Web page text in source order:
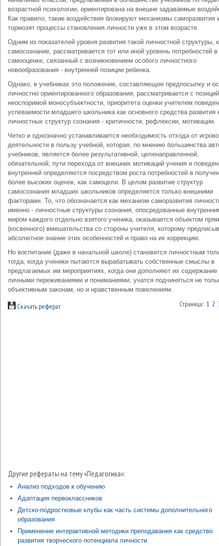
возрастной психологии, ориентирована на внешне задаваемые
Как правило, такие воздействия блокируют механизмы саморазвития
тормозят процессы становления личности уже в этом возрасте.
Одним из показателей уровня развития такой личностной структуры,
самосознание, рассматривается тот или иной уровень потребностей в
самооценке, связанный с возникновением особого личностного
новообразования - внутренней позиции ребенка.
Однако, в учебниках это положение, составляющее предпосылку и
личностно ориентированного образования, рассматривается с позиций
неоспоримой моносубъектности, приоритета оценки учителем
успеваемости младшего школьника как основного средства развития
личностных структур сознания - критичности, рефлексии, мотивации.
Четко и однозначно устанавливается необходимость отхода от
деятельности в пользу учебной, которая, по мнению большинства
учебников, является более результативной, целенаправленной,
обязательной; пути перехода от внешних мотиваций учения и
внутренней определяются посредством роста потребностей в
более высоких оценок, как самоцели. В целом развитие структур
самосознания младших школьников определяется только внешними
факторами. То, что обозначается как механизм саморазвития
именно - личностные структуры сознания, опосредованные
миром каждого отдельно взятого ученика, оказывается объектом
(косвенного) вмешательства со стороны учителя, которому
абсолютное знание этих особенностей и право на их коррекцию.
Но воспитание (даже в начальной школе) становится личностным
тогда, когда ученики пытаются вырабатывать собственные смыслы в
предлагаемых им мероприятиях, когда они дополняют их содержание
личными переживаниями и пониманиями, учатся подчиняться не
объективным законам, но и нравственным повелениям.
Скачать реферат Страница: 1 2
Другие рефераты на тему «Педагогика»:
Анализ подходов к обучению
Адаптация первоклассников
Детско-подростковые клубы как часть системы дополнительного
образования
Применение интерактивной методики преподавания как средство
развития творческого потенциала личности